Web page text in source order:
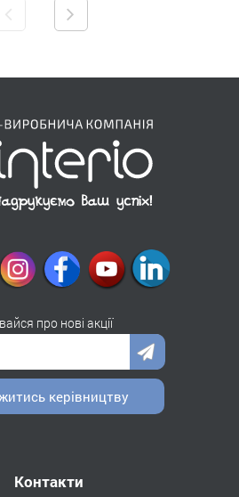
про нові акції
керівництву
Контакти